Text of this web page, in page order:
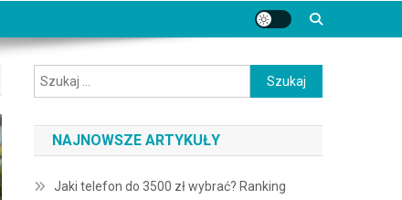
Szukaj:
NAJNOWSZE ARTYKUŁY
Jaki telefon do 3500 zł wybrać? Ranking